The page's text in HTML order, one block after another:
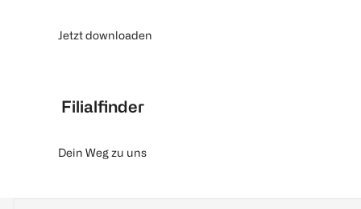
Jetzt downloaden
Filialfinder
Dein Weg zu uns